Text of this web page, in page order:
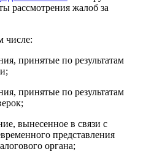
рассмотрения жалоб за
числе:
принятые по результатам
принятые по результатам
вынесенное в связи с
представления
органа;